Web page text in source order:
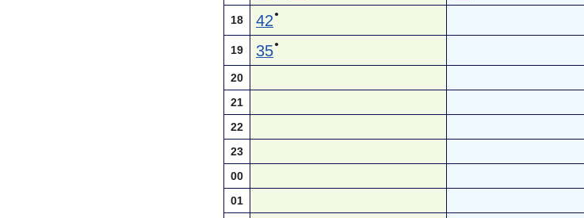
18 42 ●
19 35●
20
21
22
23
00
01